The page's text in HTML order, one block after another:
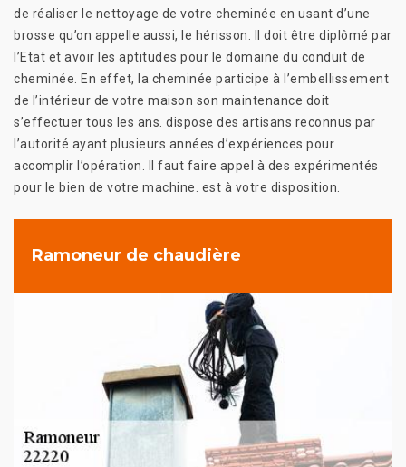
de réaliser le nettoyage de votre cheminée en usant d’une
brosse qu’on appelle aussi, le hérisson. Il doit être diplômé par
l’Etat et avoir les aptitudes pour le domaine du conduit de
cheminée. En effet, la cheminée participe à l’embellissement
de l’intérieur de votre maison son maintenance doit
s’effectuer tous les ans. dispose des artisans reconnus par
l’autorité ayant plusieurs années d’expériences pour
accomplir l’opération. Il faut faire appel à des expérimentés
pour le bien de votre machine. est à votre disposition.
Ramoneur de chaudière